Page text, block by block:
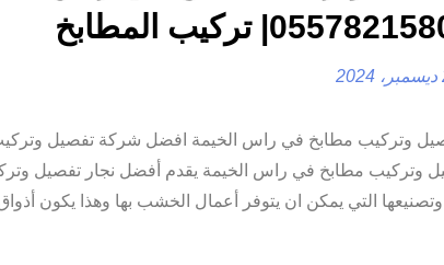
وتركيب مطابخ في راس الخيمة افضل شركة تفصيل
وتركيب مطابخ في راس الخيمة يقدم أفضل نجار تفصيل
التي يمكن ان يتوفر أعمال الخشب بها وهذا يكون